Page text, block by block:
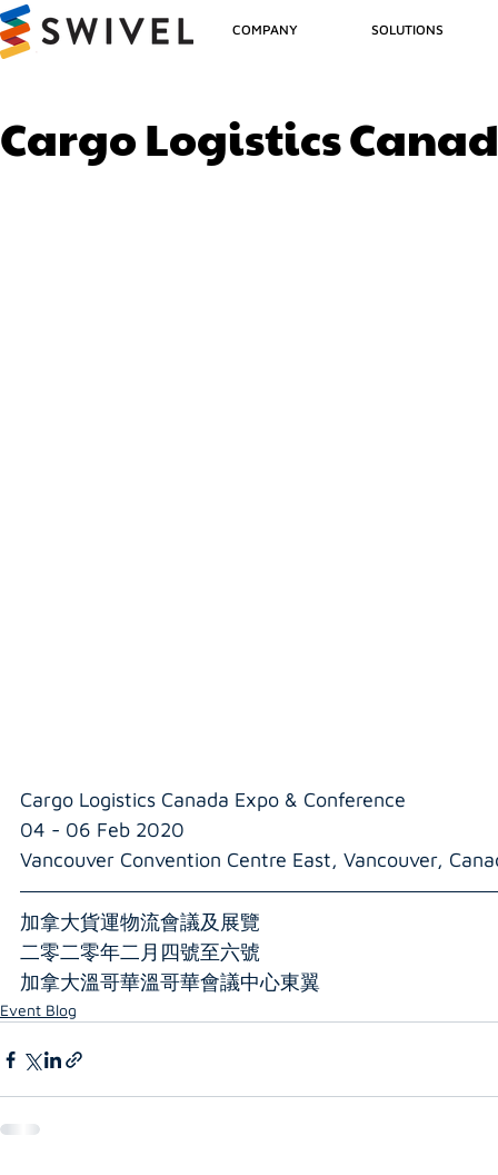
COMPANY SOLUTIONS
Cargo Logistics
Cargo Logistics Canada Expo & Conference
04 - 06 Feb 2020
Vancouver Convention Centre East, Vancouver,
加拿大貨運物流會議及展覽
二零二零年二月四號至六號
加拿大溫哥華溫哥華會議中心東翼
Event Blog